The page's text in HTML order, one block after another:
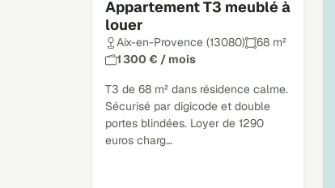
Appartement T3 meublé à
louer
Aix-en-Provence (13080)
68 m²
1 300 € / mois
T3 de 68 m² dans résidence calme.
Sécurisé par digicode et double
portes blindées. Loyer de 1290
euros charg…